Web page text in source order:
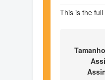
This is the